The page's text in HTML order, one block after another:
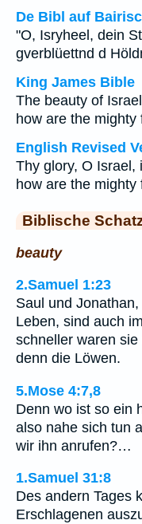
De Bibl auf
"O, Isryheel, dein
gverblüettnd d
King James Bible
The beauty of
how are the mighty
English Revised
Thy glory, O Israel,
how are the mighty
Biblische
beauty
2.Samuel 1:23
Saul und
Leben, sind auch
schneller waren
denn die Löwen.
5.Mose 4:7,8
Denn wo ist so ein
also nahe sich tun
wir ihn anrufen?…
1.Samuel 31:8
Des andern Tages
Erschlagenen